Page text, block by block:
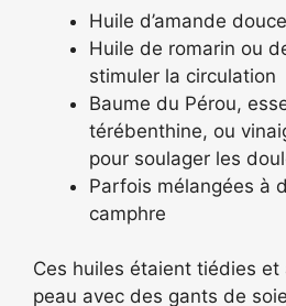
Huile d’amande
Huile de romarin ou
stimuler la circulation
Baume du Pérou,
térébenthine, ou
pour soulager les
Parfois mélangées à
camphre
Ces huiles étaient tiédies et
peau avec des gants de